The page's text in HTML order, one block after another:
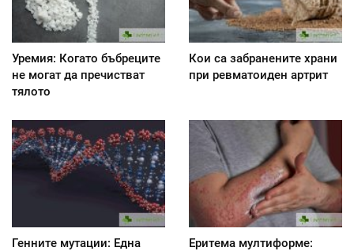
Уремия: Когато бъбреците
не могат да пречистват
тялото
Кои са забранените храни
при ревматоиден артрит
Генните мутации: Една
Еритема мултиформе: